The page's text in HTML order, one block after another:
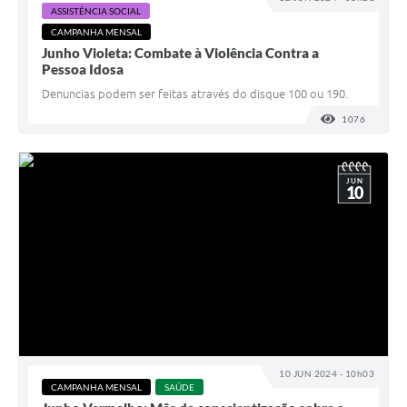
ASSISTÊNCIA SOCIAL
CAMPANHA MENSAL
Junho Violeta: Combate à Violência Contra a
Pessoa Idosa
Denuncias podem ser feitas através do disque 100 ou 190.
1076
10 JUN 2024 - 10h03
JUN
10
CAMPANHA MENSAL SAÚDE